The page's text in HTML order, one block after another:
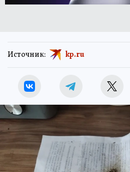
Источник: kp.ru